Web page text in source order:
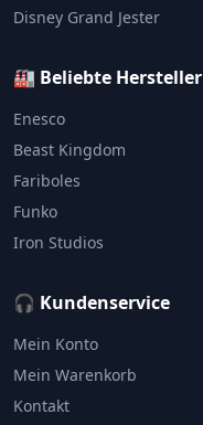
Disney Grand Jester
🏭 Beliebte Hersteller
Enesco
Beast Kingdom
Fariboles
Funko
Iron Studios
🎧 Kundenservice
Mein Konto
Mein Warenkorb
Kontakt